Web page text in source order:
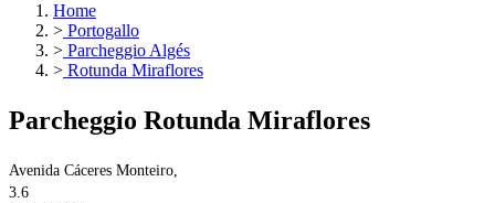
Home
> Portogallo
> Parcheggio Algés
> Rotunda Miraflores
Parcheggio Rotunda Miraflores
Avenida Cáceres Monteiro,
3.6